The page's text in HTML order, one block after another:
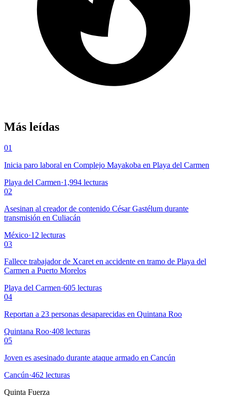
Más leídas
01
Inicia paro laboral en Complejo Mayakoba en Playa del Carmen
Playa del Carmen·1,994 lecturas
02
Asesinan al creador de contenido César Gastélum durante
transmisión en Culiacán
México·12 lecturas
03
Fallece trabajador de Xcaret en accidente en tramo de Playa del
Carmen a Puerto Morelos
Playa del Carmen·605 lecturas
04
Reportan a 23 personas desaparecidas en Quintana Roo
Quintana Roo·408 lecturas
05
Joven es asesinado durante ataque armado en Cancún
Cancún·462 lecturas
Quinta Fuerza